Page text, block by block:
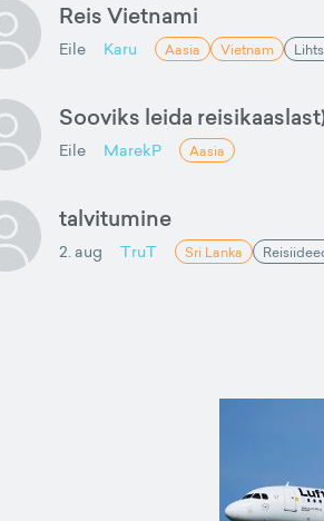
Reis Vietnami
Eile Karu Aasia Vietnam
Sooviks leida
Eile MarekP Aasia
talvitumine
2. aug TruT Sri Lanka